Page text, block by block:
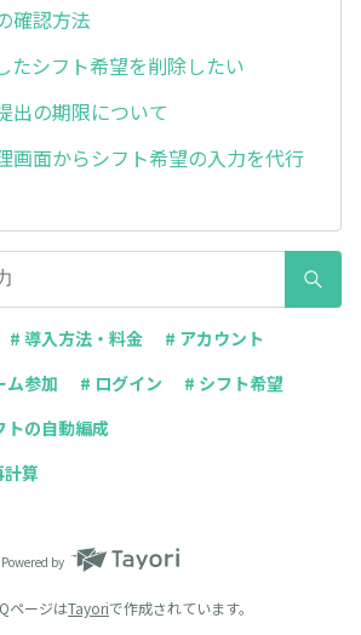
確認方法
たシフト希望を削除したい
出の期限について
画面からシフト希望の入力を代行
# 導入方法・料金
# アカウント
ム参加 # ログイン
# シフト希望
トの自動編成
算
Powered by
ページはTayoriで作成されています。